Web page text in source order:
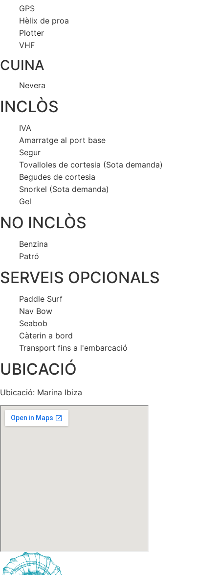
GPS
Hèlix de proa
Plotter
VHF
CUINA
Nevera
INCLÒS
IVA
Amarratge al port base
Segur
Tovalloles de cortesia (Sota demanda)
Begudes de cortesia
Snorkel (Sota demanda)
Gel
NO INCLÒS
Benzina
Patró
SERVEIS OPCIONALS
Paddle Surf
Nav Bow
Seabob
Càterin a bord
Transport fins a l'embarcació
UBICACIÓ
Ubicació: Marina Ibiza